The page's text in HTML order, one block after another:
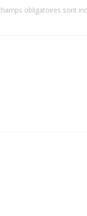
obligatoires sont